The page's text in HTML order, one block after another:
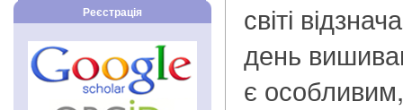
Реєстрація
світі
день
є